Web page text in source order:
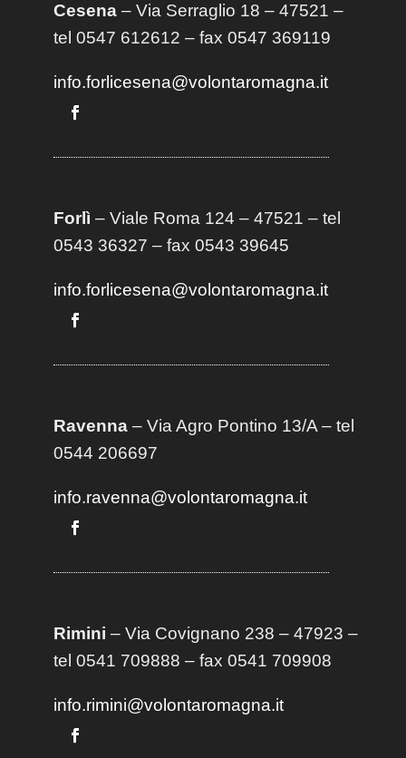
Cesena– Via Serraglio 18 – 47521 –
tel 0547 612612 – fax 0547 369119
info.forlicesena@volontaromagna.it
Forlì – Viale Roma 124 – 47521 – tel
0543 36327 – fax 0543 39645
info.forlicesena@volontaromagna.it
Ravenna– Via Agro Pontino 13/A– tel
0544 206697
info.ravenna@volontaromagna.it
Rimini – Via Covignano 238 – 47923 –
tel 0541 709888 – fax 0541 709908
info.rimini@volontaromagna.it